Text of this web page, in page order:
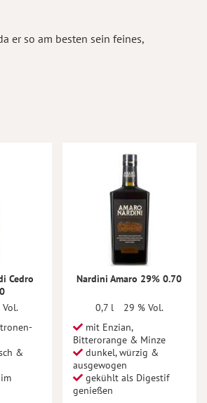
er so am besten sein feines,
Cedro
Vol.
&
Nardini Amaro 29% 0.70
0,7 l
29 % Vol.
mit Enzian,
Bitterorange & Minze
dunkel, würzig &
ausgewogen
gekühlt als Digestif
genießen